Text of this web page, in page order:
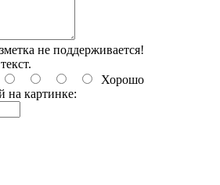
не поддерживается!
Хорошо
на картинке: